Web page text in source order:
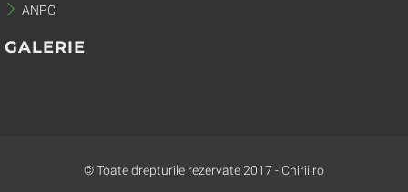
ANPC
GALERIE
© Toate drepturile rezervate 2017 - Chirii.ro